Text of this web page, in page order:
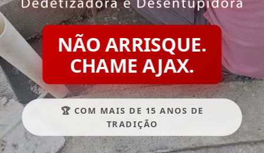
NÃO ARRISQUE.
CHAME AJAX.
🏆 COM MAIS DE 15 ANOS DE
TRADIÇÃO